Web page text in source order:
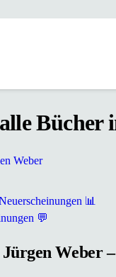
Bücher
Weber
📊
💬
Weber –